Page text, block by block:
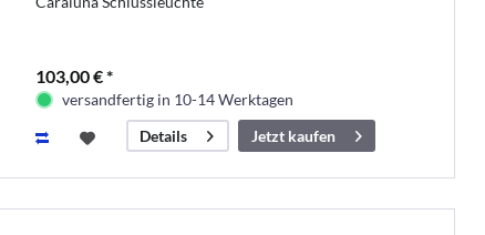
103,00 € *
versandfertig in 10-14 Werktagen
Details
Jetzt kaufen